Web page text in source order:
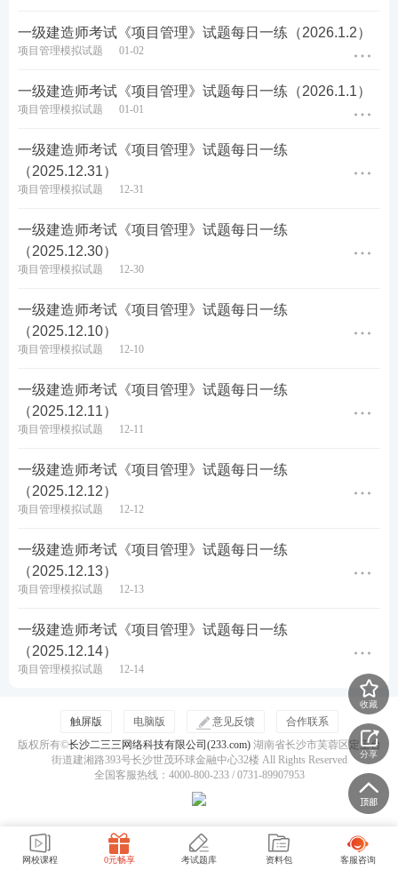
查看答案
6、下列关于工程总承包管理的说法，正确的有(
A.设计经理或项目经理应负责组织编制设计执行计划
C.施工经理应负责组织编制施工执行计划
经理编制试运行方案
E.试运行经理应按试运行执行计划和方案的要求落实
相关的技术、人员和物资
热点推荐：
一建考试试题在线刷（章节题/真题/模拟题等）
各科目近6年一级建造师考试真题PDF免费下载
一级建造师考点、难点太多记不住？233网校老师带
你读薄教材，举一反三，学习做题更有效率！
入听课>>
一级建造师考试《项目管理》试题每日一练（2026.1.2）
项目管理模拟试题 01-02
一级建造师考试《项目管理》试题每日一练（2026.1.1）
项目管理模拟试题 01-01
一级建造师考试《项目管理》试题每日一练
（2025.12.31）
项目管理模拟试题 12-31
一级建造师考试《项目管理》试题每日一练
（2025.12.30）
项目管理模拟试题 12-30
一级建造师考试《项目管理》试题每日一练
（2025.12.10）
项目管理模拟试题 12-10
一级建造师考试《项目管理》试题每日一练
（2025.12.11）
项目管理模拟试题 12-11
一级建造师考试《项目管理》试题每日一练
（2025.12.12）
项目管理模拟试题 12-12
一级建造师考试《项目管理》试题每日一练
（2025.12.13）
项目管理模拟试题 12-13
一级建造师考试《项目管理》试题每日一练
（2025.12.14）
项目管理模拟试题 12-14
收藏
分享
触屏版 电脑版 意见反馈
合作联系
版权所有©长沙二三三网络科技有限公司(233.com)湖南省长沙市芙蓉区定王台
街道建湘路393号长沙世茂环球金融中心32楼 All Rights Reserved
全国客服热线：4000-800-233 / 0731-89907953
网校课程 0元畅享 考试题库 资料包 客服咨询